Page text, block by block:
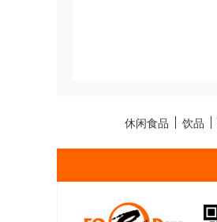
休闲食品 饮品